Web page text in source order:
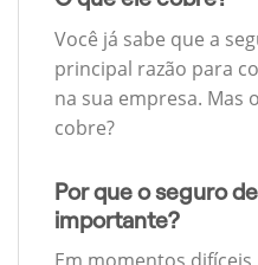
Você já sabe que a
principal razão para
na sua empresa. Mas
cobre?
Por que o seguro
importante?